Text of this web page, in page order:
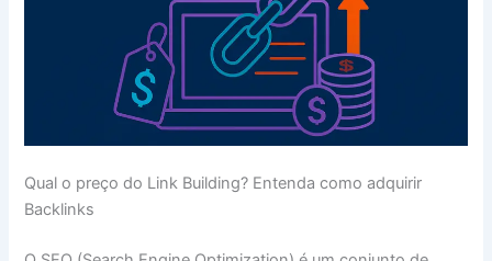
Qual o preço do Link Building? Entenda como adquirir
Backlinks